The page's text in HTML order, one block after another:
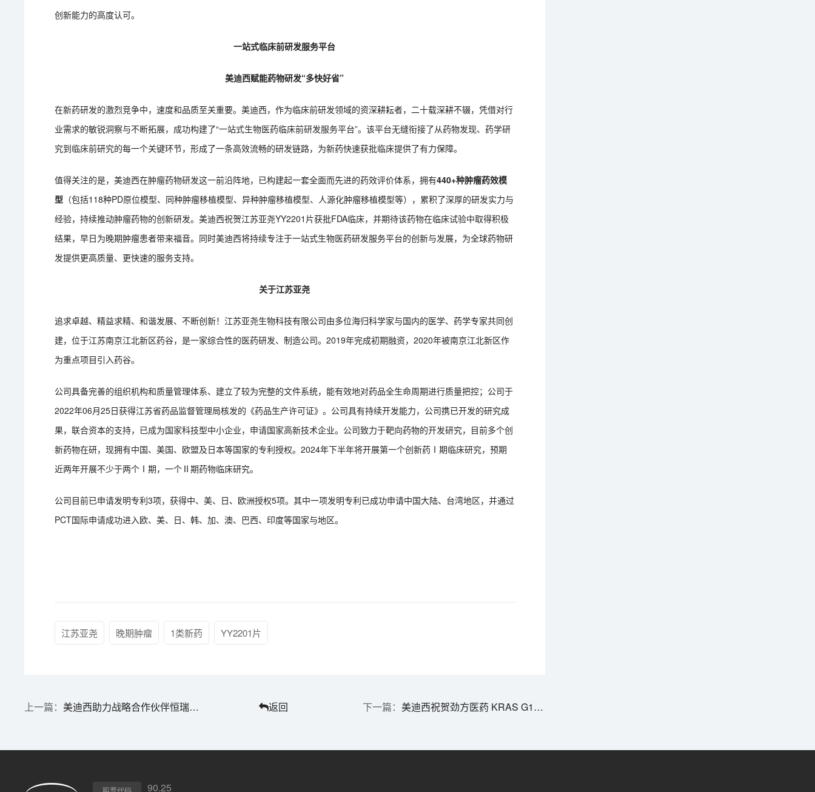
创新能力的高度认可。
一站式临床前研发服务平台
美迪西赋能药物研发“多快好省”
在新药研发的激烈竞争中，速度和品质至关重要。美迪西，作为临床前研发领域的资深耕耘者，二十载深耕不辍，凭借对行
业需求的敏锐洞察与不断拓展，成功构建了“一站式生物医药临床前研发服务平台”。该平台无缝衔接了从药物发现、药学研
究到临床前研究的每一个关键环节，形成了一条高效流畅的研发链路，为新药快速获批临床提供了有力保障。
值得关注的是，美迪西在肿瘤药物研发这一前沿阵地，已构建起一套全面而先进的药效评价体系，拥有440+种肿瘤药效模
型 （包括118种PD原位模型、同种肿瘤移植模型、异种肿瘤移植模型、人源化肿瘤移植模型等），累积了深厚的研发实力与
经验，持续推动肿瘤药物的创新研发。美迪西祝贺江苏亚尧YY2201片获批FDA临床，并期待该药物在临床试验中取得积极
结果，早日为晚期肿瘤患者带来福音。同时美迪西将持续专注于一站式生物医药研发服务平台的创新与发展，为全球药物研
发提供更高质量、更快速的服务支持。
关于江苏亚尧
追求卓越、精益求精、和谐发展、不断创新！江苏亚尧生物科技有限公司由多位海归科学家与国内的医学、药学专家共同创
建，位于江苏南京江北新区药谷，是一家综合性的医药研发、制造公司。2019年完成初期融资，2020年被南京江北新区作
为重点项目引入药谷。
公司具备完善的组织机构和质量管理体系、建立了较为完整的文件系统，能有效地对药品全生命周期进行质量把控；公司于
2022年06月25日获得江苏省药品监督管理局核发的《药品生产许可证》。公司具有持续开发能力，公司携已开发的研究成
果，联合资本的支持，已成为国家科技型中小企业，申请国家高新技术企业。公司致力于靶向药物的开发研究，目前多个创
新药物在研，现拥有中国、美国、欧盟及日本等国家的专利授权。2024年下半年将开展第一个创新药Ⅰ期临床研究，预期
近两年开展不少于两个Ⅰ期，一个Ⅱ期药物临床研究。
公司目前已申请发明专利3项，获得中、美、日、欧洲授权5项。其中一项发明专利已成功申请中国大陆、台湾地区，并通过
PCT国际申请成功进入欧、美、日、韩、加、澳、巴西、印度等国家与地区。
江苏亚尧 晚期肿瘤 1类新药 YY2201片
美迪西助力战略合作伙伴恒瑞医药siRNA药物HRS-9563注射液获批临床 返回 美迪西祝贺劲方医药 KRAS G12C 抑制剂氟泽雷塞获批上市
90.25